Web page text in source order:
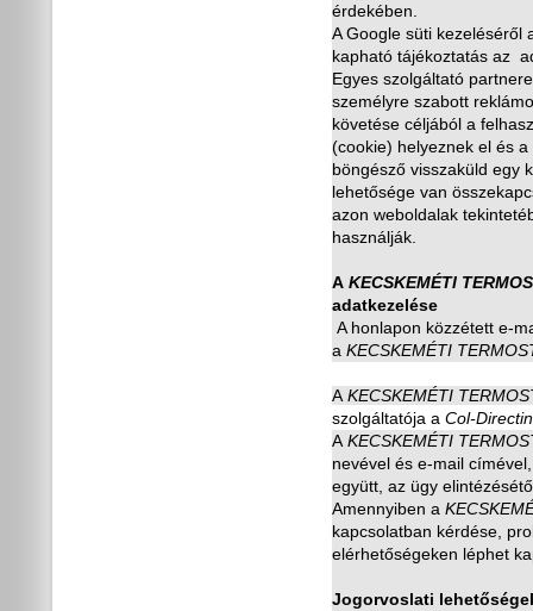
érdekében.
A Google süti kezeléséről
kapható tájékoztatás az
Egyes szolgáltató
személyre szabott
követése céljából a
(cookie) helyeznek el és a
böngésző visszaküld egy
lehetősége van
azon weboldalak
használják.
A KECSKEMÉTI
adatkezelése
A honlapon közzétett e-
a KECSKEMÉTI
A KECSKEMÉTI
szolgáltatója a Col-
A KECSKEMÉTI
nevével és e-mail
együtt, az ügy elintézésétő
Amennyiben a
kapcsolatban kérdése,
elérhetőségeken léphet
Jogorvoslati lehető